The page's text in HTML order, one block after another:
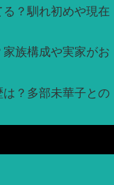
？馴れ初めや現在
族構成や実家がお
？多部未華子との